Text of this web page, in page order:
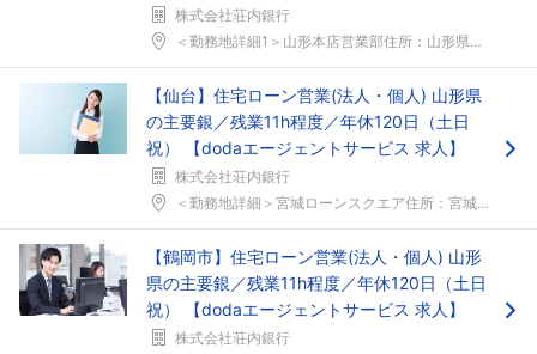
フォローしました
こちらの企業もフォローしませんか？
株式会社荘内銀行
＜勤務地詳細1＞山形本店営業部住所：山形県山形市本...
【仙台】住宅ローン営業(法人・個人) 山形県
の主要銀／残業11h程度／年休120日（土日
祝） 【dodaエージェントサービス 求人】
株式会社荘内銀行
＜勤務地詳細＞宮城ローンスクエア住所：宮城県仙台市...
【鶴岡市】住宅ローン営業(法人・個人) 山形
県の主要銀／残業11h程度／年休120日（土日
祝） 【dodaエージェントサービス 求人】
株式会社荘内銀行